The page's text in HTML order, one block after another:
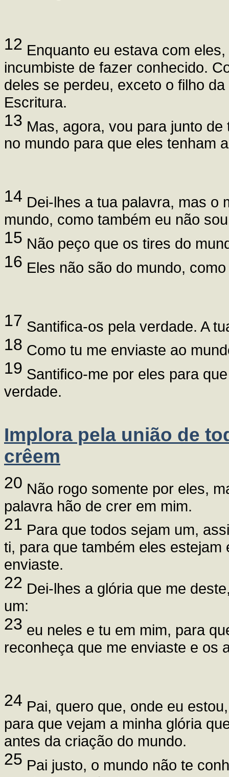
12 Enquanto eu estava com
incumbiste de fazer conhecido.
deles se perdeu, exceto o filho
Escritura.
13 Mas, agora, vou para junto
no mundo para que eles tenham
14 Dei-lhes a tua palavra, mas o
mundo, como também eu não
15 Não peço que os tires do
16 Eles não são do mundo,
17 Santifica-os pela verdade. A
18 Como tu me enviaste ao
19 Santifico-me por eles para
verdade.
Implora pela união de
crêem
20 Não rogo somente por eles,
palavra hão de crer em mim.
21 Para que todos sejam um,
ti, para que também eles
enviaste.
22 Dei-lhes a glória que me
um:
23 eu neles e tu em mim, para
reconheça que me enviaste e os
24 Pai, quero que, onde eu
para que vejam a minha glória
antes da criação do mundo.
25 Pai justo, o mundo não te